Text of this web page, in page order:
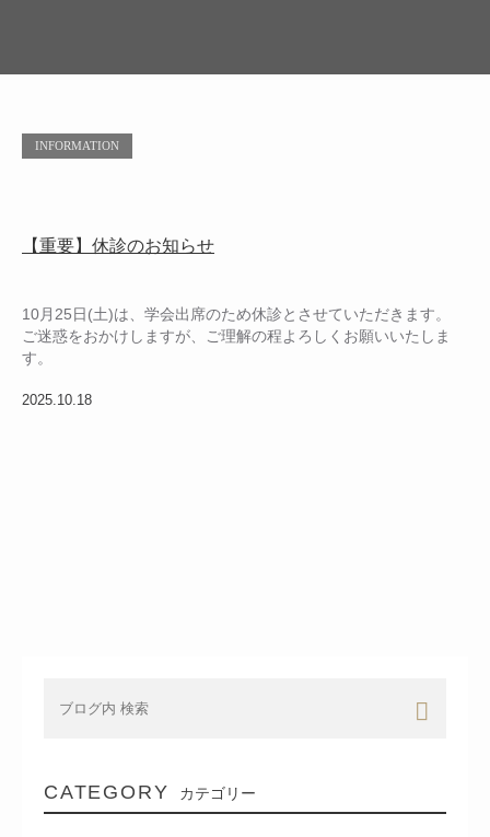
INFORMATION
【重要】休診のお知らせ
10月25日(土)は、学会出席のため休診とさせていただきます。
ご迷惑をおかけしますが、ご理解の程よろしくお願いいたしま
す。
2025.10.18
CATEGORY カテゴリー